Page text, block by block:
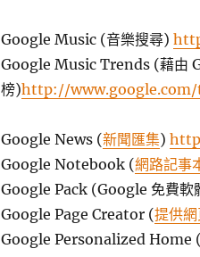
Google Music (音樂搜尋)
Google Music Trends (藉由
榜)http://
Google News (新聞匯集)
Google Notebook (網路記事
Google Pack (Google 免費軟
Google Page Creator (提供
Google Personalized Home (